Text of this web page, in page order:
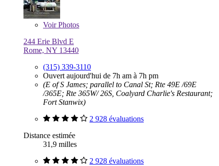
VoirPhotos
244 Erie Blvd E
Rome, NY 13440
(315) 339-3110
Ouvert aujourd'hui de 7h am à 7h pm
(E of S James; parallel to Canal St; Rte 49E /69E
/365E; Rte 365W/ 26S, Coalyard Charlie's Restaurant;
Fort Stanwix)
2 928 évaluations
Distance estimée
31,9 milles
2 928 évaluations